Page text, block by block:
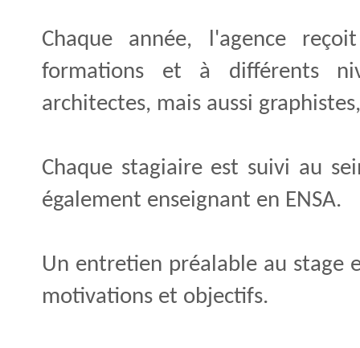
Chaque année, l'agence
formations et à différents
architectes, mais aussi
Chaque stagiaire est suivi au
également enseignant en ENSA.
Un entretien préalable au stage
motivations et objectifs.